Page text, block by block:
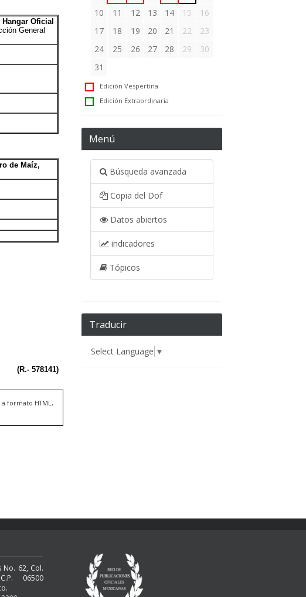
formato HTML,
10
11 12 13 14 15
16
17
18 19 20 21 22
23
24
25 26 27 28 29
30
31
Edición Vespertina
Edición Extraordinaria
Menú
Búsqueda avanzada
Copia del Dof
Datos abiertos
indicadores
Tópicos
Traducir
Select Language ▼
No. 62, Col.
06500